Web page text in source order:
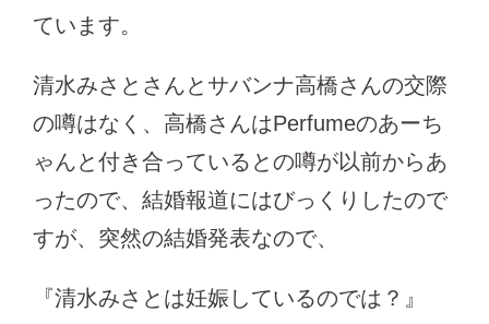
ています。
清水みさとさんとサバンナ高橋さんの交際
の噂はなく、高橋さんはPerfumeのあーち
ゃんと付き合っているとの噂が以前からあ
ったので、結婚報道にはびっくりしたので
すが、突然の結婚発表なので、
『清水みさとは妊娠しているのでは？』